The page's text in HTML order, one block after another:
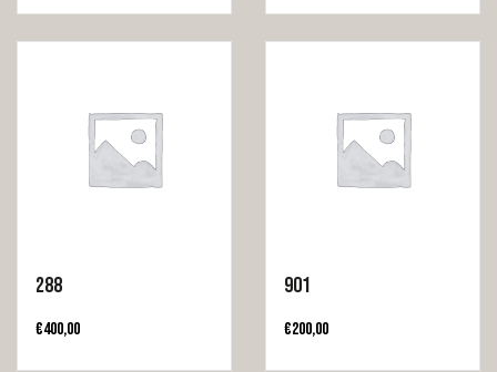
288
€400,00
901
€200,00